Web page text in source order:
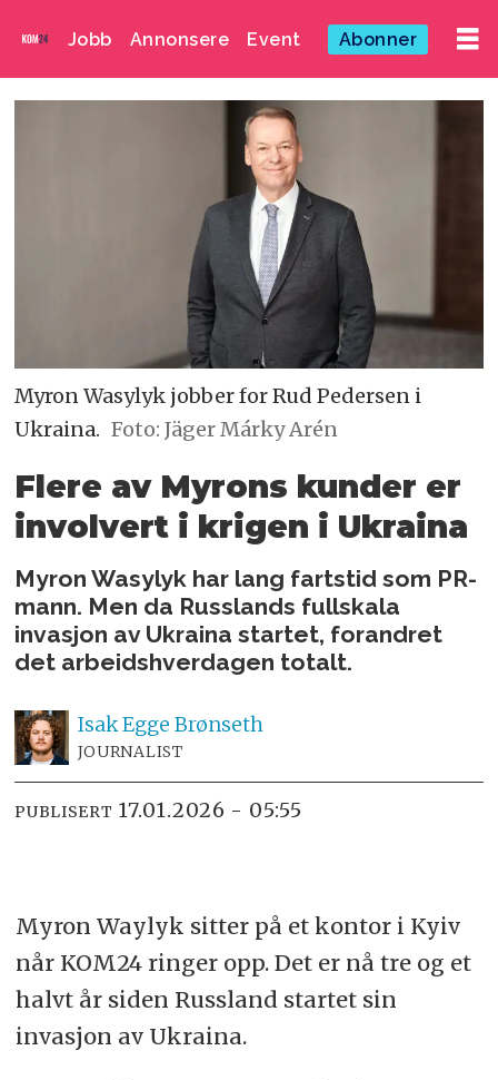
Jobb Annonsere Event Abonner
Myron Wasylyk jobber for Rud Pedersen i
Ukraina. Foto: Jäger Márky Arén
Flere av Myrons kunder er
involvert i krigen i Ukraina
Myron Wasylyk har lang fartstid som PR-
mann. Men da Russlands fullskala
invasjon av Ukraina startet, forandret
det arbeidshverdagen totalt.
IsakEgge Brønseth
JOURNALIST
PUBLISERT 17.01.2026 - 05:55
Myron Waylyk sitter på et kontor i Kyiv
når KOM24 ringer opp. Det er nå tre og et
halvt år siden Russland startet sin
invasjon av Ukraina.